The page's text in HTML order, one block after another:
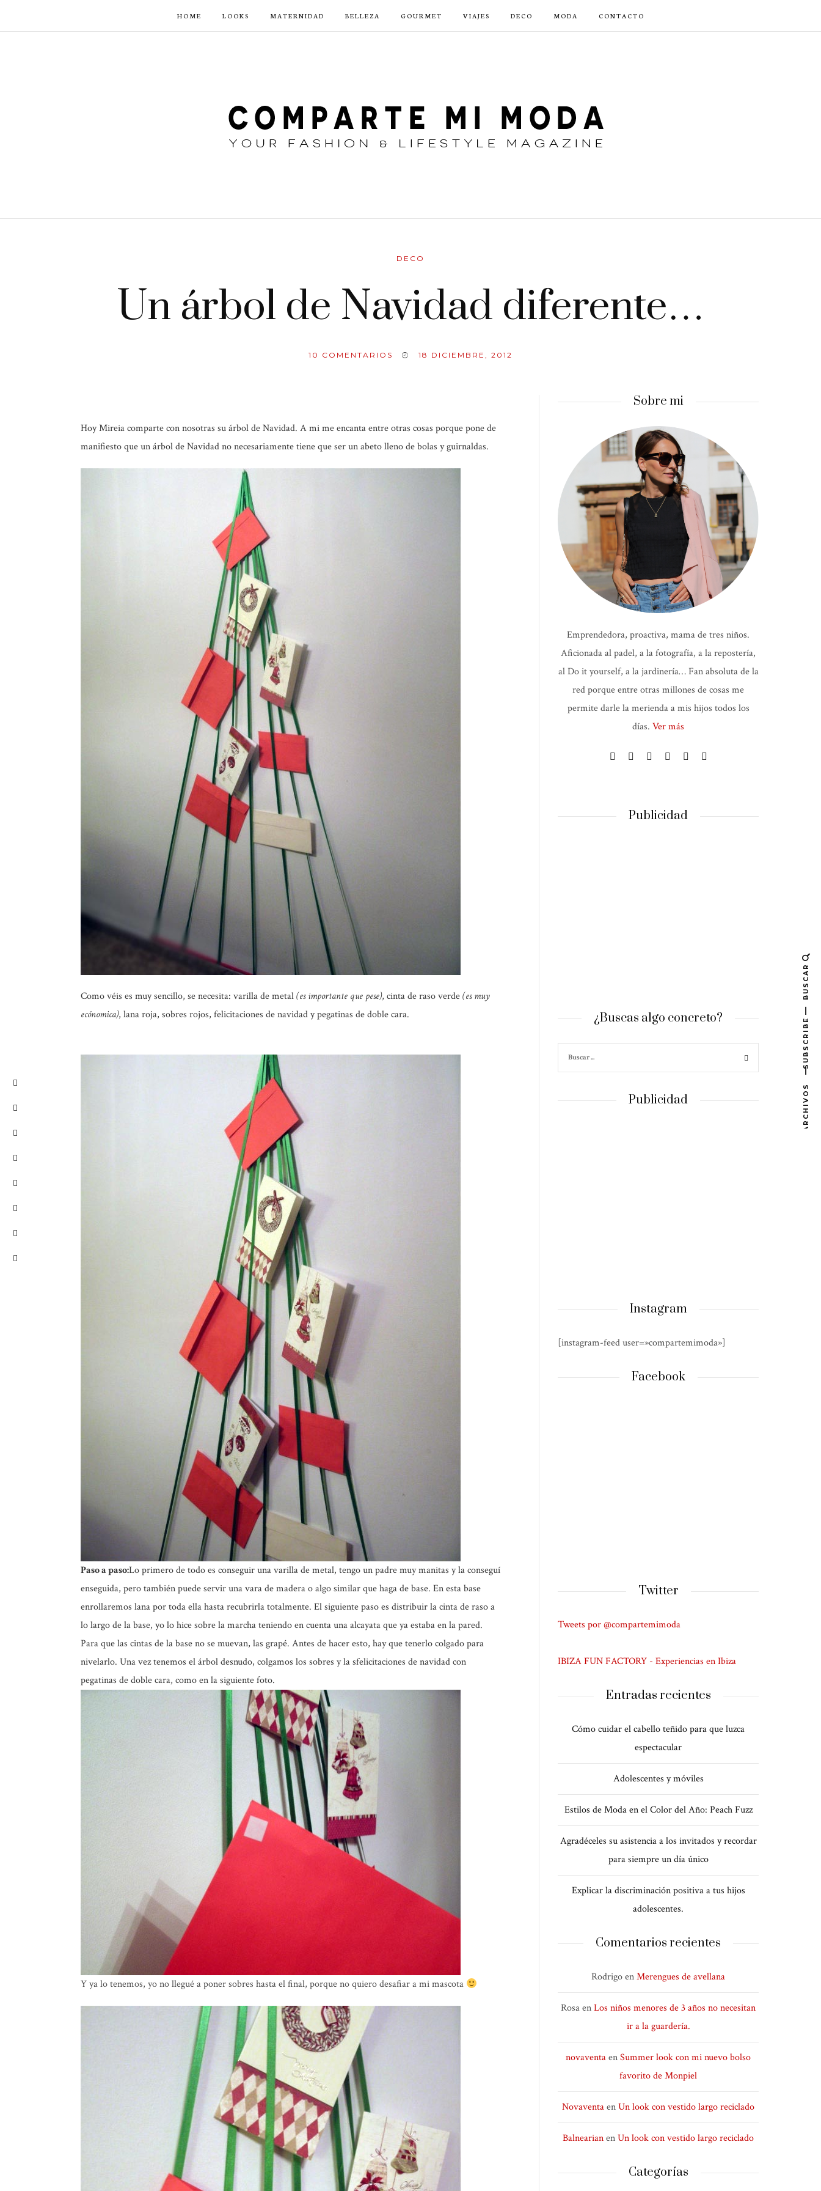
HOME LOOKS MATERNIDAD BELLEZA GOURMET VIAJES DECO MODA CONTACTO
DECO
Un árbol de Navidad diferente…
10 COMENTARIOS 18 DICIEMBRE, 2012
Hoy Mireia comparte con nosotras su árbol de Navidad. A mi me encanta entre otras cosas porque pone de
manifiesto que un árbol de Navidad no necesariamente tiene que ser un abeto lleno de bolas y guirnaldas.
Como véis es muy sencillo, se necesita: varilla de metal(es importante que pese), cinta de raso verde(es muy
ecónomica), lana roja, sobres rojos, felicitaciones de navidad y pegatinas de doble cara.
Paso a paso:Lo primero de todo es conseguir una varilla de metal, tengo un padre muy manitas y la conseguí
enseguida, pero también puede servir una vara de madera o algo similar que haga de base. En esta base
enrollaremos lana por toda ella hasta recubrirla totalmente. El siguiente paso es distribuir la cinta de raso a
lo largo de la base, yo lo hice sobre la marcha teniendo en cuenta una alcayata que ya estaba en la pared.
Para que las cintas de la base no se muevan, las grapé. Antes de hacer esto, hay que tenerlo colgado para
nivelarlo. Una vez tenemos el árbol desnudo, colgamos los sobres y la sfelicitaciones de navidad con
pegatinas de doble cara, como en la siguiente foto.
Y ya lo tenemos, yo no llegué a poner sobres hasta el final, porque no quiero desafiar a mi mascota
Sobre mi
Emprendedora, proactiva, mama de tres niños.
Aficionada al padel, a la fotografía, a la repostería,
al Do it yourself, a la jardinería… Fan absoluta de la
red porque entre otras millones de cosas me
permite darle la merienda a mis hijos todos los
días. Ver más
Publicidad
¿Buscas algo concreto?
Publicidad
Instagram
[instagram-feed user=»compartemimoda»]
Facebook
Twitter
Tweets por @compartemimoda
IBIZA FUN FACTORY - Experiencias en Ibiza
Entradas recientes
Cómo cuidar el cabello teñido para que luzca
espectacular
Adolescentes y móviles
Estilos de Moda en el Color del Año: Peach Fuzz
Agradéceles su asistencia a los invitados y recordar
para siempre un día único
Explicar la discriminación positiva a tus hijos
adolescentes.
Comentarios recientes
RodrigoenMerengues de avellana
RosaenLos niños menores de 3 años no necesitan
ir a la guardería.
novaventaenSummer look con mi nuevo bolso
favorito de Monpiel
NovaventaenUn look con vestido largo reciclado
BalnearianenUn look con vestido largo reciclado
Categorías
BUSCAR
SUBSCRIBE
ARCHIVOS